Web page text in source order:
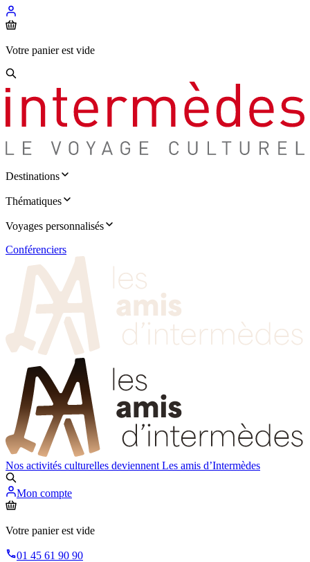
Votre panier est vide
Destinations
Thématiques
Voyages personnalisés
Conférenciers
Nos activités culturelles deviennent Les amis d’Intermèdes
Mon compte
Votre panier est vide
01 45 61 90 90